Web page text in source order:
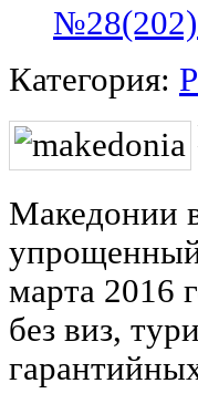
№28(202)
Категория:
Македонии
упрощенный
марта 2016
без виз,